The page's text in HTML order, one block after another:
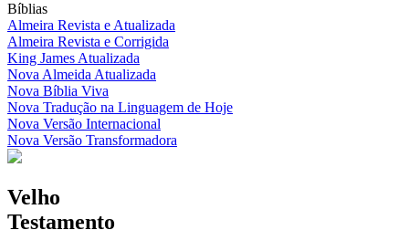
Bíblias
Almeira Revista e Atualizada
Almeira Revista e Corrigida
King James Atualizada
Nova Almeida Atualizada
Nova Bíblia Viva
Nova Tradução na Linguagem de Hoje
Nova Versão Internacional
Nova Versão Transformadora
Velho
Testamento